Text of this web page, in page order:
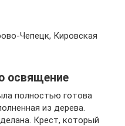
Чепецк, Кировская
освящение
полностью готова
из дерева.
Крест, который